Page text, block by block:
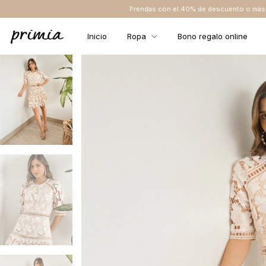
Prendas con el 40% de descuento o más NO TIENEN CAMBIO NI
Inicio Ropa Bono regalo online